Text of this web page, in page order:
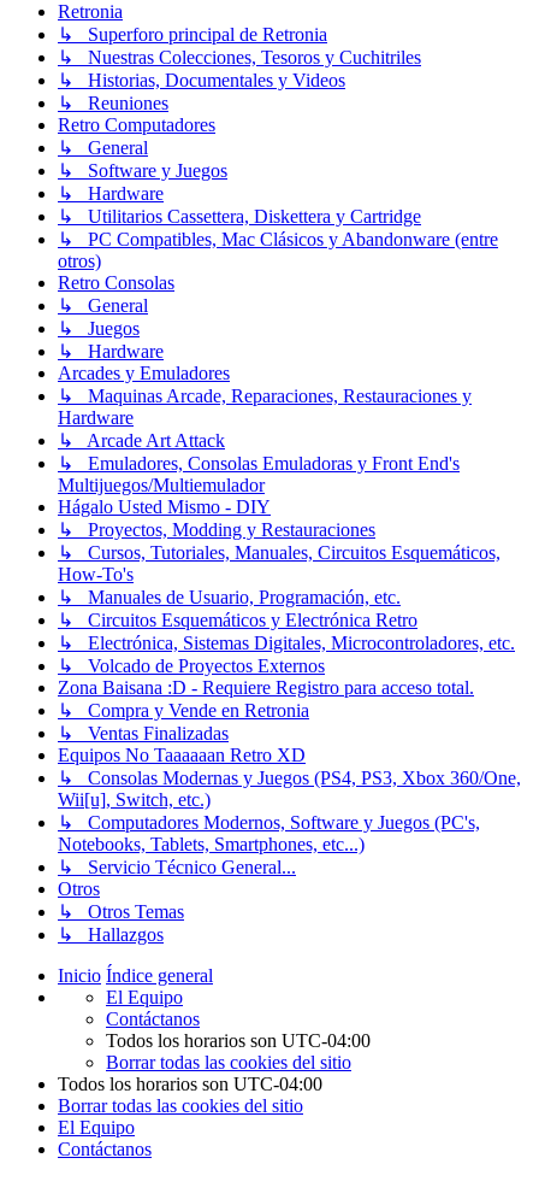
Retronia
↳ Superforo principal de Retronia
↳ Nuestras Colecciones, Tesoros y Cuchitriles
↳ Historias, Documentales y Videos
↳ Reuniones
Retro Computadores
↳ General
↳ Software y Juegos
↳ Hardware
↳ Utilitarios Cassettera, Diskettera y Cartridge
↳ PC Compatibles, Mac Clásicos y Abandonware (entre
otros)
Retro Consolas
↳ General
↳ Juegos
↳ Hardware
Arcades y Emuladores
↳ Maquinas Arcade, Reparaciones, Restauraciones y
Hardware
↳ Arcade Art Attack
↳ Emuladores, Consolas Emuladoras y Front End's
Multijuegos/Multiemulador
Hágalo Usted Mismo - DIY
↳ Proyectos, Modding y Restauraciones
↳ Cursos, Tutoriales, Manuales, Circuitos Esquemáticos,
How-To's
↳ Manuales de Usuario, Programación, etc.
↳ Circuitos Esquemáticos y Electrónica Retro
↳ Electrónica, Sistemas Digitales, Microcontroladores, etc.
↳ Volcado de Proyectos Externos
Zona Baisana :D - Requiere Registro para acceso total.
↳ Compra y Vende en Retronia
↳ Ventas Finalizadas
Equipos No Taaaaaan Retro XD
↳ Consolas Modernas y Juegos (PS4, PS3, Xbox 360/One,
Wii[u], Switch, etc.)
↳ Computadores Modernos, Software y Juegos (PC's,
Notebooks, Tablets, Smartphones, etc...)
↳ Servicio Técnico General...
Otros
↳ Otros Temas
↳ Hallazgos
Inicio Índice general
El Equipo
Contáctanos
Todos los horarios son UTC-04:00
Borrar todas las cookies del sitio
Todos los horarios son UTC-04:00
Borrar todas las cookies del sitio
El Equipo
Contáctanos